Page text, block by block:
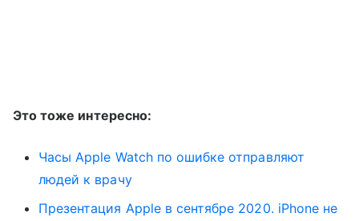
Это тоже интересно:
Часы Apple Watch по ошибке отправляют
людей к врачу
Презентация Apple в сентябре 2020. iPhone не